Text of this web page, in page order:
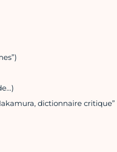
dictionnaire critique”